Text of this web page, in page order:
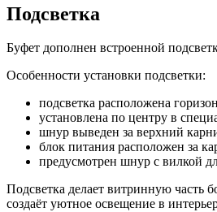
Подсветка
Буфет дополнен встроенной
Особенности установки подсветки:
подсветка расположена
установлена по центру в
шнур выведен за верхний
блок питания расположен за
предусмотрен шнур с вилкой
Подсветка делает витринную часть
создаёт уютное освещение в